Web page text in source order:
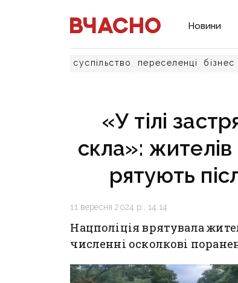
Новини
суспільство переселенці бізнес
«У тілі
скла»:
рятують
11 вересня 2024 р., 14:14
Нацполіція врятувала
численні осколкові